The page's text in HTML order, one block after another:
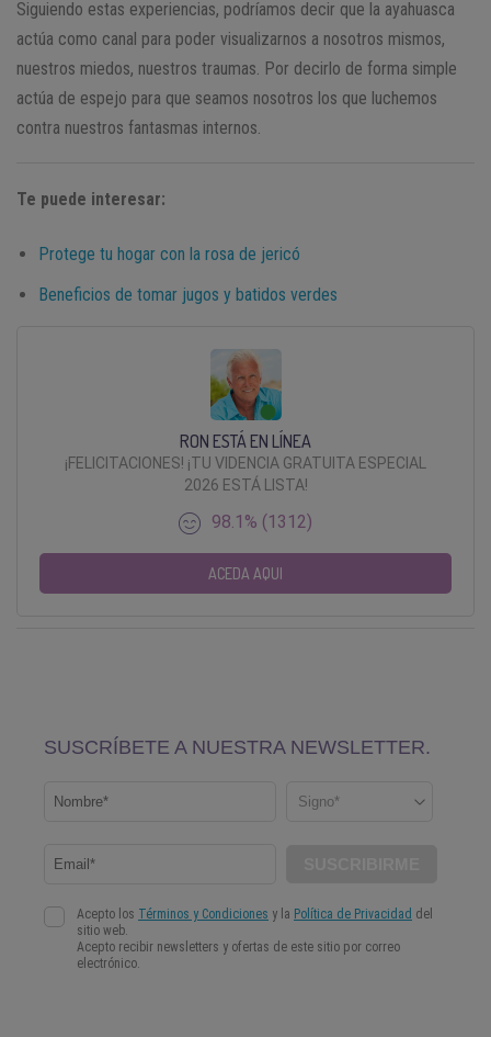
Siguiendo estas experiencias, podríamos decir que la ayahuasca
actúa como canal para poder visualizarnos a nosotros mismos,
nuestros miedos, nuestros traumas. Por decirlo de forma simple
actúa de espejo para que seamos nosotros los que luchemos
contra nuestros fantasmas internos.
Te puede interesar:
Protege tu hogar con la rosa de jericó
Beneficios de tomar jugos y batidos verdes
RON ESTÁ EN LÍNEA
¡FELICITACIONES! ¡TU VIDENCIA GRATUITA ESPECIAL
2026 ESTÁ LISTA!
98.1% (1312)
ACEDA AQUI